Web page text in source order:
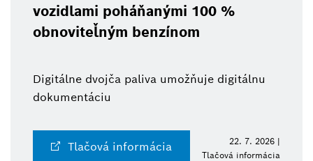
vozidlami poháňanými 100 %
obnoviteľným benzínom
Digitálne dvojča paliva umožňuje digitálnu
dokumentáciu
Tlačová informácia
22. 7. 2026 |
Tlačová informácia